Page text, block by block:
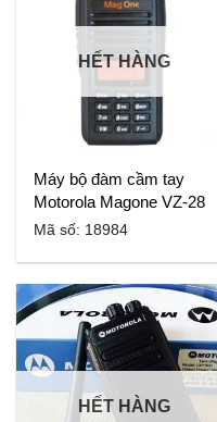
HẾT HÀNG
Máy bộ đàm cầm tay
Motorola Magone VZ-28
Mã số: 18984
HẾT HÀNG